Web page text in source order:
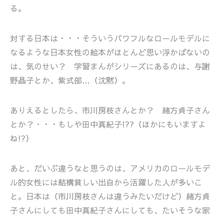
る。
対する日本は・・・そういうパワフルなロールモデルに
なるような日本女性の絵本がほとんど思い浮かばないの
は、気のせい？ 学習まんがシリーズにあるのは、与謝
野晶子とか、紫式部…（沈黙）。
ありえるとしたら、市川房枝さんとか？ 緒方貞子さん
とか？・・・もしや田中真紀子!??（ほかにもいますよ
ね!?）
あと、だいぶ違うなと思うのは、アメリカのロールモデ
ル的女性には結構貧しい出自から活躍した人が多いこ
と。日本は（市川房枝さんは違うみたいだけど）緒方貞
子さんにしても田中真紀子さんにしても、たいそうな家